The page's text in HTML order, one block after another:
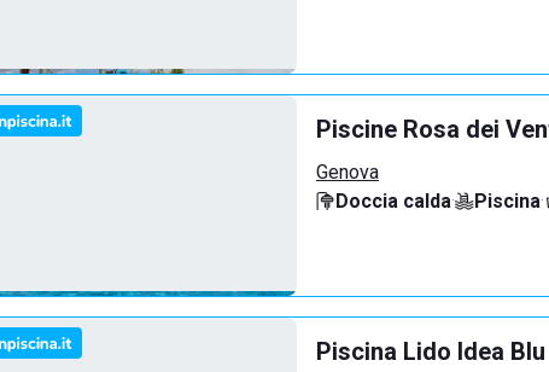
Piscine Rosa dei
Genova
Doccia calda· Piscina·
Piscina Lido Idea Blu